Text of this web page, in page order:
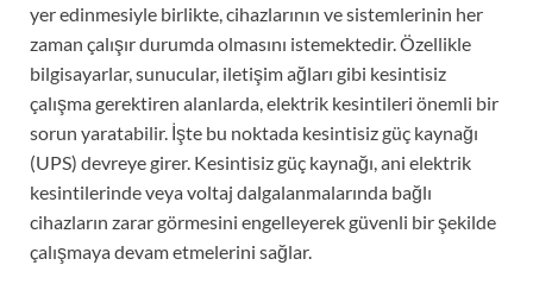
yer edinmesiyle birlikte, cihazlarının ve sistemlerinin her
zaman çalışır durumda olmasını istemektedir. Özellikle
bilgisayarlar, sunucular, iletişim ağları gibi kesintisiz
çalışma gerektiren alanlarda, elektrik kesintileri önemli bir
sorun yaratabilir. İşte bu noktada kesintisiz güç kaynağı
(UPS) devreye girer. Kesintisiz güç kaynağı, ani elektrik
kesintilerinde veya voltaj dalgalanmalarında bağlı
cihazların zarar görmesini engelleyerek güvenli bir şekilde
çalışmaya devam etmelerini sağlar.